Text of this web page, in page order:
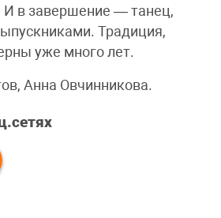
И в завершение — танец,
Традиция,
уже много лет.
Анна Овчинникова.